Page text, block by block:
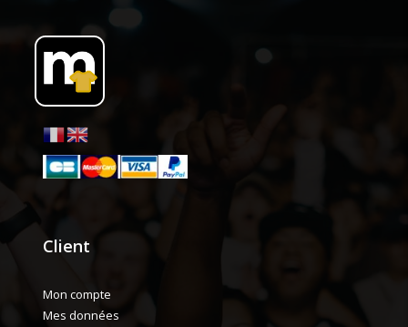
Client
Mon compte
Mes données